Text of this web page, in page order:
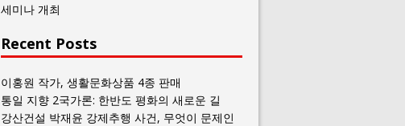
세미나 개최
Recent Posts
이홍원 작가, 생활문화상품 4종 판매
통일 지향 2국가론: 한반도 평화의 새로운 길
강산건설 박재윤 강제추행 사건, 무엇이 문제인